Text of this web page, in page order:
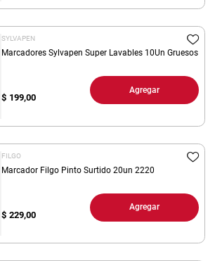
SYLVAPEN
Marcadores Sylvapen Super Lavables 10Un Gruesos
$ 199,00
Agregar
FILGO
Marcador Filgo Pinto Surtido 20un 2220
$ 229,00
Agregar